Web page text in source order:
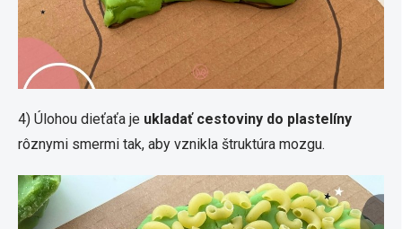
4) Úlohou dieťaťa je ukladať cestoviny do plastelíny
rôznymi smermi tak, aby vznikla štruktúra mozgu.